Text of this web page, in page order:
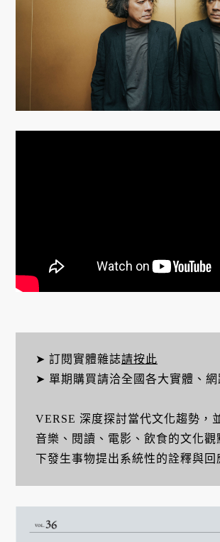
➤ 訂閱實體雜誌請按此
➤ 單期購買請洽全國各大實體、網
VERSE 深度探討當代文化趨勢，
音樂、閱讀、電影、飲食的文化觀
下發生事物提出系統性的詮釋與回